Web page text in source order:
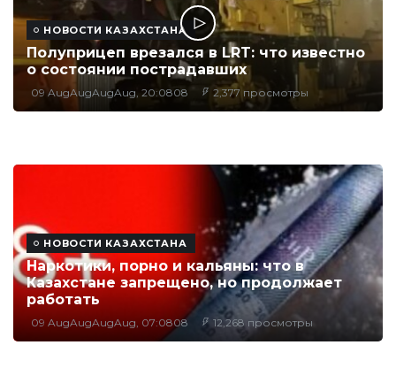
НОВОСТИ КАЗАХСТАНА
Полуприцеп врезался в LRT: что известно
о состоянии пострадавших
09 AugAugAugAug, 20:0808 2,377 просмотры
НОВОСТИ КАЗАХСТАНА
Наркотики, порно и кальяны: что в
Казахстане запрещено, но продолжает
работать
09 AugAugAugAug, 07:0808 12,268 просмотры